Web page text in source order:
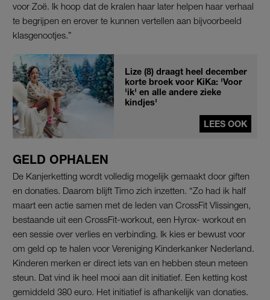
voor Zoë. Ik hoop dat de kralen haar later helpen haar verhaal
te begrijpen en erover te kunnen vertellen aan bijvoorbeeld
klasgenootjes.”
Lize (8) draagt heel december
korte broek voor KiKa: 'Voor
'ik' en alle andere zieke
kindjes'
LEES OOK
GELD OPHALEN
De Kanjerketting wordt volledig mogelijk gemaakt door giften
en donaties. Daarom blijft Timo zich inzetten. “Zo had ik half
maart een actie samen met de leden van CrossFit Vlissingen,
bestaande uit een CrossFit-workout, een Hyrox- workout en
een sessie over verlies en verbinding. Ik kies er bewust voor
om geld op te halen voor Vereniging Kinderkanker Nederland.
Kinderen merken er direct iets van en hebben steun meteen
steun. Dat vind ik heel mooi aan dit initiatief. Een ketting kost
gemiddeld 380 euro. Het initiatief is afhankelijk van donaties.